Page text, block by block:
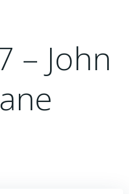
– John